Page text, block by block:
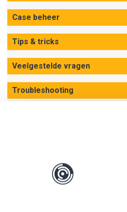
Case beheer
Tips & tricks
Veelgestelde vragen
Troubleshooting